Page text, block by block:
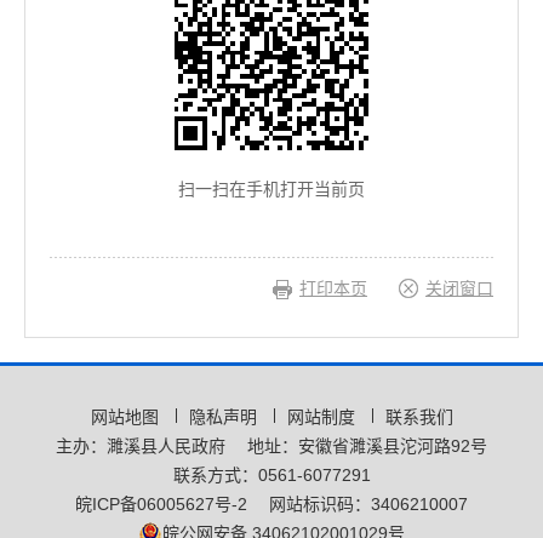
扫一扫在手机打开当前页
打印本页 关闭窗口
网站地图 隐私声明 网站制度
联系我们
主办：濉溪县人民政府
地址：安徽省濉溪县沱河路92号
联系方式：0561-6077291
皖ICP备06005627号-2
网站标识码：3406210007
皖公网安备 34062102001029号